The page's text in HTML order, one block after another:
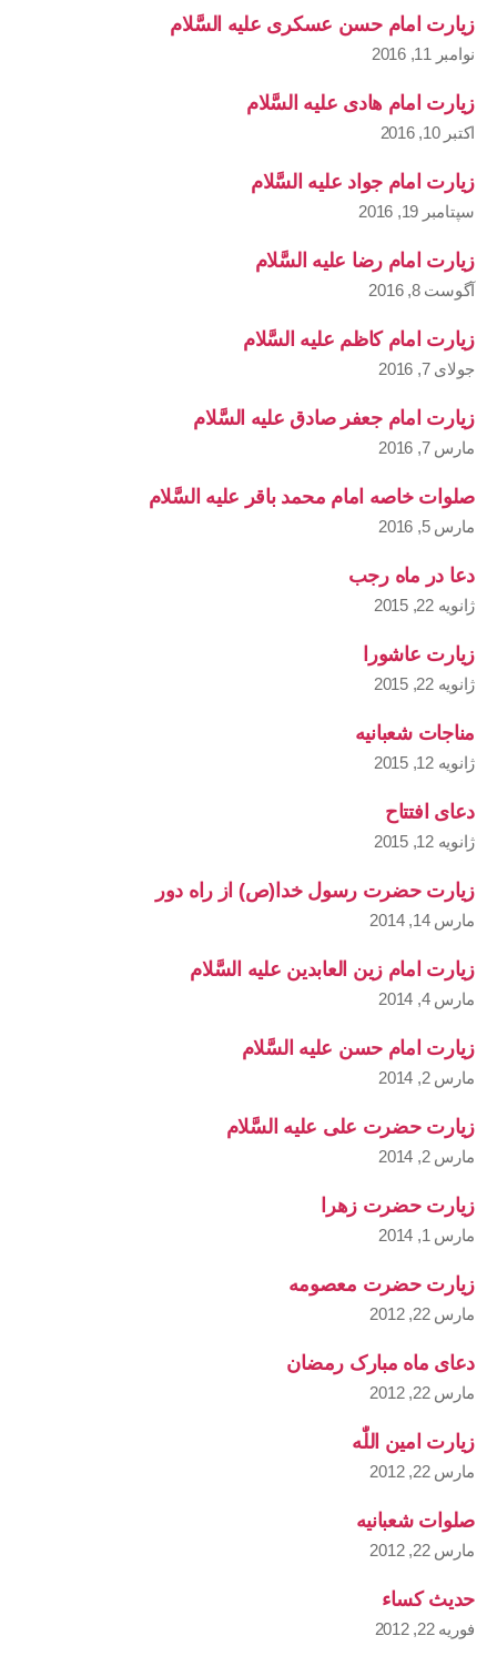
زیارت امام حسن عسکری علیه السَّلام
نوامبر 11, 2016
زیارت امام هادی علیه السَّلام
اکتبر 10, 2016
زیارت امام جواد علیه السَّلام
سپتامبر 19, 2016
زیارت امام رضا علیه السَّلام
آگوست 8, 2016
زیارت امام کاظم علیه السَّلام
جولای 7, 2016
زیارت امام جعفر صادق علیه السَّلام
مارس 7, 2016
صلوات خاصه امام محمد باقر علیه السَّلام
مارس 5, 2016
دعا در ماه رجب
ژانویه 22, 2015
زیارت عاشورا
ژانویه 22, 2015
مناجات شعبانیه
ژانویه 12, 2015
دعای افتتاح
ژانویه 12, 2015
زیارت حضرت رسول خدا(ص) از راه دور
مارس 14, 2014
زیارت امام زین العابدین علیه السَّلام
مارس 4, 2014
زیارت امام حسن علیه السَّلام
مارس 2, 2014
زیارت حضرت علی علیه السَّلام
مارس 2, 2014
زیارت حضرت زهرا
مارس 1, 2014
زیارت حضرت معصومه
مارس 22, 2012
دعای ماه مبارک رمضان
مارس 22, 2012
زیارت امین اللّٰه
مارس 22, 2012
صلوات شعبانیه
مارس 22, 2012
حدیث کساء
فوریه 22, 2012